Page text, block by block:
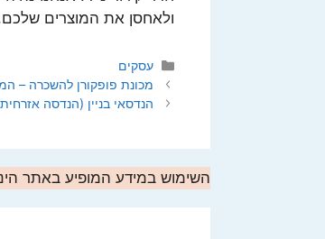
ולאחסן את המוצרים
קטגוריות
עסקים
מכונת פופקורן להשכרה –
הנדסאי בניין (הנדסה
השימוש במידע המופיע באתר